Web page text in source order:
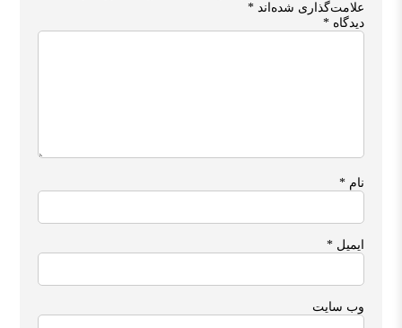
علامت‌گذاری شده‌اند*
دیدگاه*
نام*
ایمیل*
وب‌ سایت